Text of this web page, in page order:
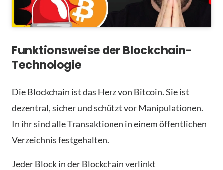
Funktionsweise der Blockchain-
Technologie
Die Blockchain ist das Herz von Bitcoin. Sie ist
dezentral, sicher und schützt vor Manipulationen.
In ihr sind alle Transaktionen in einem öffentlichen
Verzeichnis festgehalten.
Jeder Block in der Blockchain verlinkt